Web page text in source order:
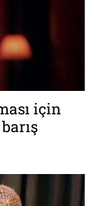
için